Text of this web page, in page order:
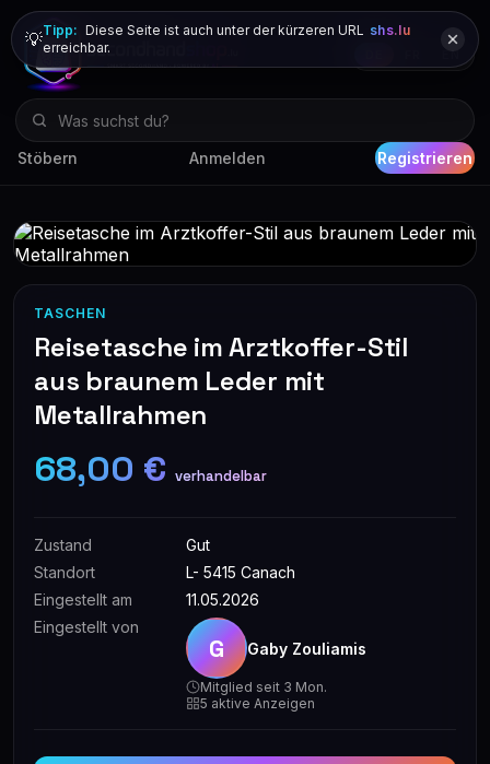
Stöbern Anmelden Registrieren
💡Tipp: Diese Seite ist auch unter der kürzeren URL shs.lu
erreichbar.
TASCHEN
Reisetasche im Arztkoffer-Stil
aus braunem Leder mit
Metallrahmen
68,00 € verhandelbar
Zustand
Gut
Standort
L- 5415 Canach
Eingestellt am
11.05.2026
Eingestellt von
G Gaby Zouliamis
Mitglied seit 3 Mon.
5 aktive Anzeigen